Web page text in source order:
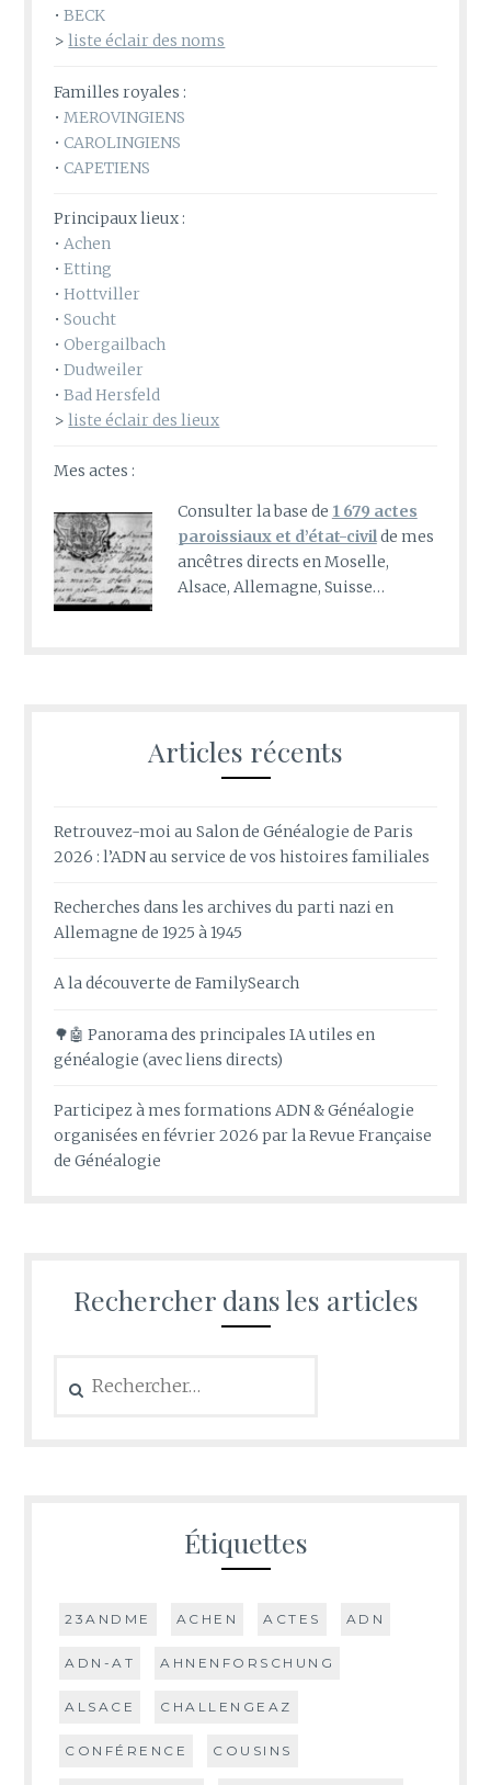
•BECK
>liste éclair des noms
Familles royales :
•MEROVINGIENS
•CAROLINGIENS
•CAPETIENS
Principaux lieux :
•Achen
•Etting
•Hottviller
•Soucht
•Obergailbach
•Dudweiler
•Bad Hersfeld
>liste éclair des lieux
Mes actes :
Consulter la base de 1 679 actes
paroissiaux et d’état-civilde mes
ancêtres directs en Moselle,
Alsace, Allemagne, Suisse…
Articles récents
Retrouvez-moi au Salon de Généalogie de Paris
2026 : l’ADN au service de vos histoires familiales
Recherches dans les archives du parti nazi en
Allemagne de 1925 à 1945
A la découverte de FamilySearch
🌳🤖 Panorama des principales IA utiles en
généalogie (avec liens directs)
Participez à mes formations ADN & Généalogie
organisées en février 2026 par la Revue Française
de Généalogie
Rechercher dans les articles
Étiquettes
23ANDME ACHEN ACTES ADN
ADN-AT AHNENFORSCHUNG
ALSACE CHALLENGEAZ
CONFÉRENCE COUSINS